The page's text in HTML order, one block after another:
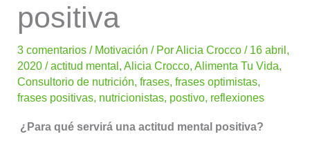
positiva
3 comentarios / Motivación / PorAlicia Crocco/ 16 abril,
2020/actitud mental,Alicia Crocco,Alimenta Tu Vida,
Consultorio de nutrición,frases,frases optimistas,
frases positivas, nutricionistas, postivo, reflexiones
¿Para qué servirá una actitud mental positiva?